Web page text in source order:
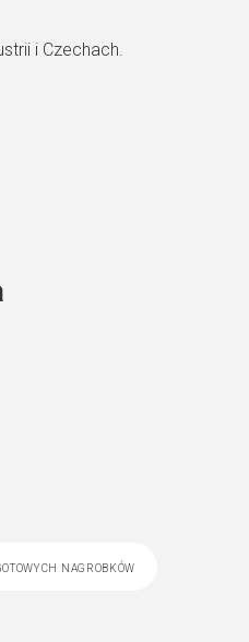
i Czechach.
nagrobków